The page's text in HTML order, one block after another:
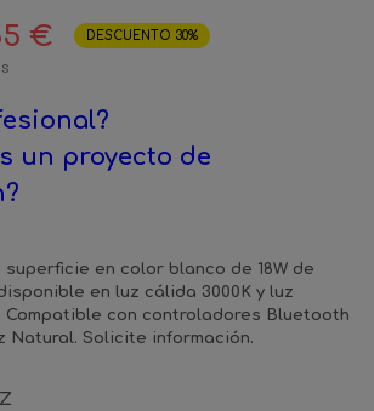
€ DESCUENTO 30%
un proyecto de
superficie en color blanco de 18W de
en luz cálida 3000K y luz
Compatible con controladores Bluetooth
Natural. Solicite información.